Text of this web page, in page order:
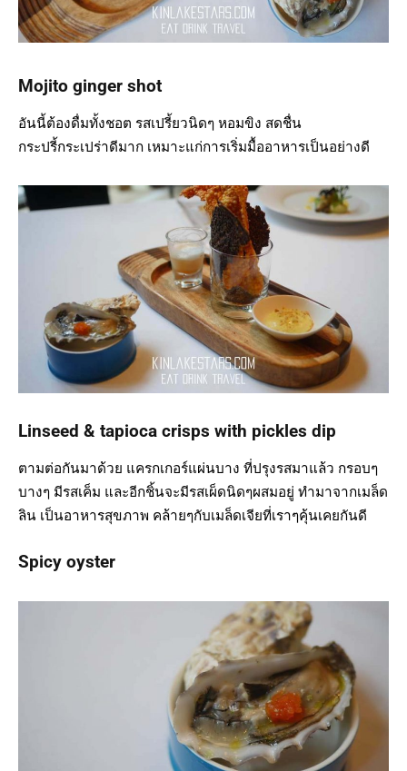
Mojito ginger shot
อันนี้ต้องดื่มทั้งชอต รสเปรี้ยวนิดๆ หอมขิง สดชื่น
กระปรี้กระเปร่าดีมาก เหมาะแก่การเริ่มมื้ออาหารเป็นอย่างดี
Linseed & tapioca crisps with pickles dip
ตามต่อกันมาด้วย แครกเกอร์แผ่นบาง ที่ปรุงรสมาแล้ว กรอบๆ
บางๆ มีรสเค็ม และอีกชิ้นจะมีรสเผ็ดนิดๆผสมอยู่ ทำมาจากเมล็ด
ลิน เป็นอาหารสุขภาพ คล้ายๆกับเมล็ดเจียที่เราๆคุ้นเคยกันดี
Spicy oyster